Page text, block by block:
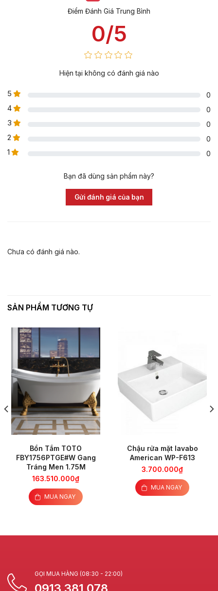
Điểm Đánh Giá Trung Bình
0/5
Hiện tại không có đánh giá nào
5 0
4 0
3 0
2 0
1 0
Bạn đã dùng sản phẩm này?
Gửi đánh giá của bạn
Chưa có đánh giá nào.
SẢN PHẨM TƯƠNG TỰ
Bồn Tắm TOTO
FBY1756PTGE#W Gang
Tráng Men 1.75M
163.510.000₫
MUA NGAY
Chậu rửa mặt lavabo
American WP-F613
3.700.000₫
MUA NGAY
GỌI MUA HÀNG (08:30 - 22:00)